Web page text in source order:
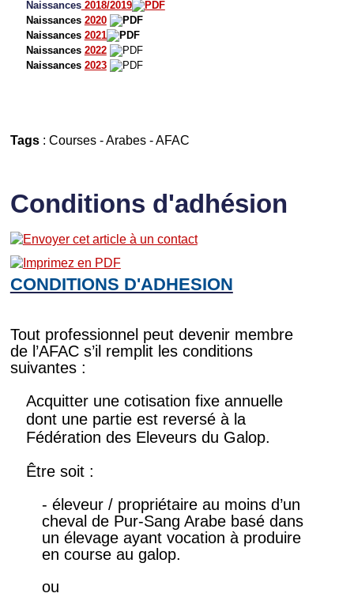
Naissances2018/2019
Naissances 2020
Naissances 2021
Naissances 2022
Naissances 2023
Tags: Courses-Arabes-AFAC
Conditions d'adhésion
CONDITIONS D'ADHESION
Tout professionnel peut devenir membre
de l’AFAC s’il remplit les conditions
suivantes :
Acquitter une cotisation fixe annuelle
dont une partie est reversé à la
Fédération des Eleveurs du Galop.
Être soit :
- éleveur / propriétaire au moins d’un
cheval de Pur-Sang Arabe basé dans
un élevage ayant vocation à produire
en course au galop.
ou